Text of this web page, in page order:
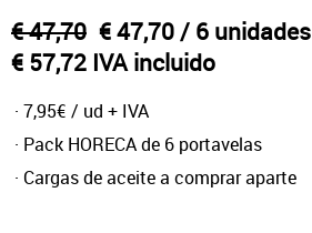
€ 47,70 € 47,70/ 6 unidades
€ 57,72 IVA incluido
· 7,95€ / ud + IVA
· Pack HORECA de 6 portavelas
· Cargas de aceite a comprar aparte